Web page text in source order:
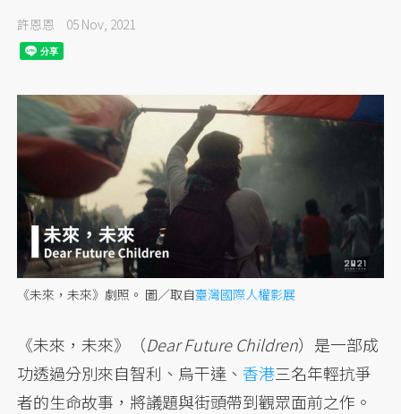
許恩恩 05 Nov, 2021
《未來，未來》劇照。 圖／取自臺灣國際人權影展
《未來，未來》（Dear Future Children）是一部成
功透過分別來自智利、烏干達、香港三名年輕抗爭
者的生命故事，將議題與街頭帶到觀眾面前之作。